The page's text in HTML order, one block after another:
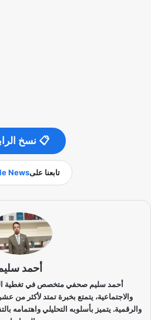
📋 نسخ
تابعنا علىNews
أحمد
أحمد سليم صحفي متخصص في تغطية
والاجتماعية، يتمتع بخبرة تمتد لأكثر من
والرقمية. يتميز بأسلوبه التحليلي واهتمامه